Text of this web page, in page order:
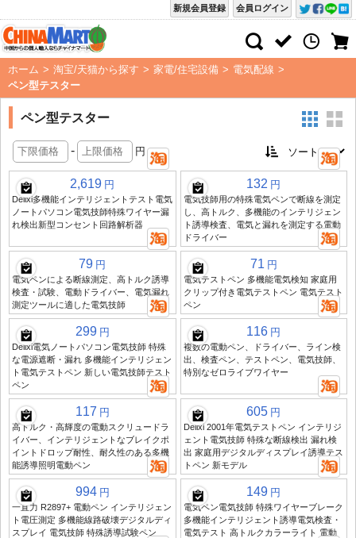
会員ログイン
新規会員登録
ホーム > 淘宝/天猫から探す > 家電/住宅設備 > 電気配線 >
ペン型テスター
ペン型テスター
- 円
2,619 円
Delixi多機能インテリジェントテスト電気
ノートパソコン電気技師特殊ワイヤー漏
れ検出新型コンセント回路解析器
132 円
電気技師用の特殊電気ペンで断線を測定
し、高トルク、多機能のインテリジェン
ト誘導検査、電気と漏れを測定する電動
ドライバー
79 円
電気ペンによる断線測定、高トルク誘導
検査・試験、電動ドライバー、電気漏れ
測定ツールに適した電気技師
71 円
電気テストペン 多機能電気検知 家庭用
クリップ付き電気テストペン 電気テスト
ペン
299 円
Delixi電気ノートパソコン電気技師 特殊
な電源遮断・漏れ 多機能インテリジェン
ト電気テストペン 新しい電気技師テスト
ペン
116 円
複数の電動ペン、ドライバー、ライン検
出、検査ペン、テストペン、電気技師、
特別なゼロライブワイヤー
117 円
高トルク・高輝度の電動スクリュードラ
イバー、インテリジェントなブレイクポ
イントドロップ耐性、耐久性のある多機
能誘導照明電動ペン
605 円
Delixi 2001年電気テストペン インテリジ
ェント電気技師 特殊な断線検出 漏れ検
出 家庭用デジタルディスプレイ誘導テス
トペン 新モデル
994 円
一直力 R2897+ 電動ペン インテリジェン
ト電圧測定 多機能線路破壊デジタルディ
スプレイ 電気技師 特殊誘導試験ペン
149 円
電気ペン電気技師 特殊ワイヤーブレーク
多機能インテリジェント誘導電気検査・
電気テスト 高トルクカラーライト 電動